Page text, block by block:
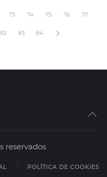
73 74 75 76 77
82 83 84
reservados
POLÍTICA DE COOKIES